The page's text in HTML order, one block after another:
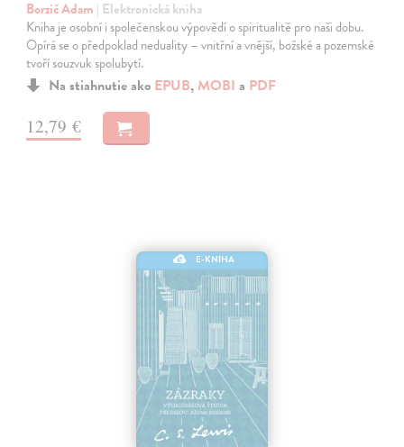
Borzič Adam | Elektronická kniha
Kniha je osobní i společenskou výpovědí o spiritualitě pro naši dobu.
Opírá se o předpoklad neduality – vnitřní a vnější, božské a pozemské
tvoří souzvuk spolubytí.
Na stiahnutie ako EPUB, MOBI a PDF
12,79 €
E-KNIHA